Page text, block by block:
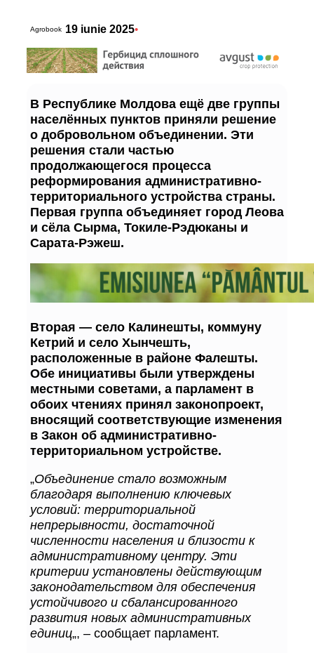
Agrobook 19 iunie 2025•
В Республике Молдова ещё две группы
населённых пунктов приняли решение
о добровольном объединении. Эти
решения стали частью
продолжающегося процесса
реформирования административно-
территориального устройства страны.
Первая группа объединяет город Леова
и сёла Сырма, Токиле-Рэдюканы и
Сарата-Рэжеш.
Вторая — село Калинешты, коммуну
Кетрий и село Хынчешть,
расположенные в районе Фалешты.
Обе инициативы были утверждены
местными советами, а парламент в
обоих чтениях принял законопроект,
вносящий соответствующие изменения
в Закон об административно-
территориальном устройстве.
„Объединение стало возможным
благодаря выполнению ключевых
условий: территориальной
непрерывности, достаточной
численности населения и близости к
административному центру. Эти
критерии установлены действующим
законодательством для обеспечения
устойчивого и сбалансированного
развития новых административных
единиц„, – сообщает парламент.